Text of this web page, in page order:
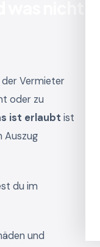
Vermieter
oder zu
ist erlaubt ist
Auszug
du im
und